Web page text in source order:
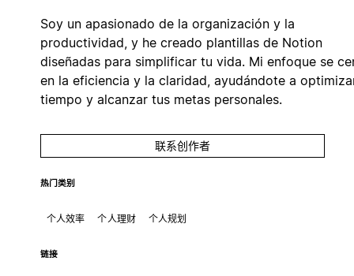
Soy un apasionado de la organización y la
productividad, y he creado plantillas de Notion
diseñadas para simplificar tu vida. Mi enfoque se
en la eficiencia y la claridad, ayudándote a
tiempo y alcanzar tus metas personales.
联系创作者
热门类别
个人效率 个人理财 个人规划
链接